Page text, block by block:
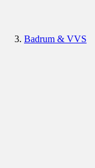
Badrum & VVS